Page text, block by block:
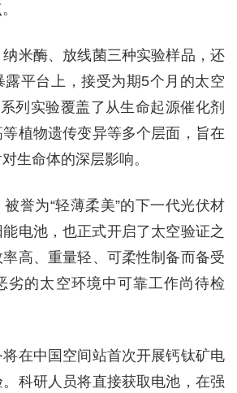
米酶、放线菌三种实验样品，还
露平台上，接受为期5个月的太空
列实验覆盖了从生命起源催化剂
植物遗传变异等多个层面，旨在
生命体的深层影响。
誉为“轻薄柔美”的下一代光伏材
电池，也正式开启了太空验证之
高、重量轻、可柔性制备而备受
劣的太空环境中可靠工作尚待检
在中国空间站首次开展钙钛矿电
科研人员将直接获取电池，在强